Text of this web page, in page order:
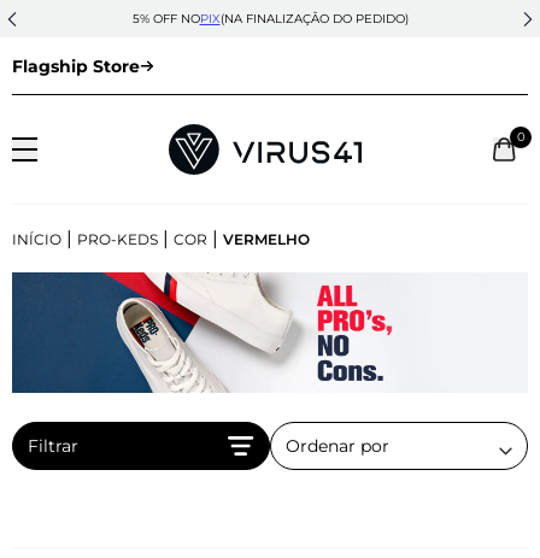
5% OFF NOPIX(NA FINALIZAÇÃO DO PEDIDO)
Flagship Store
0
INÍCIO | PRO-KEDS | COR | VERMELHO
Filtrar